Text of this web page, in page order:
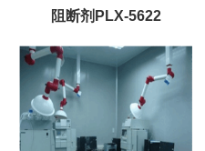
阻断剂PLX-5622